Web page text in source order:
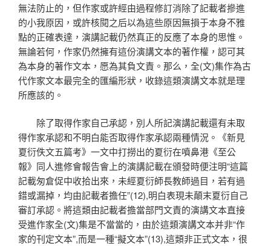
無法防止的，但作家或許經由過程修訂消除了記載者摻進
的小我原因，或許核閱之后以為這些原因無損于本身不雅
點的正確表達，演講記載仍然真正的反應了本身的思惟。
無論若何，作家仍然擁有這份演講文本的著作權，認可其
為本身的著作文本，愿為其負文責。那么，全(文)集作為古
代作家文本最完全的匯編形狀，收錄這類演講文本就是理
所應該的。
除了取得作家自己承認，別人所記演講記載還有未取
得作家承認和不明白能否取得作家承認兩種情況。《新見
夏衍佚文五篇考》一文中打撈出的夏衍在噴鼻港《至公
報》同人進修會報告會上的演講記載在頒發時便注明“這篇
記載匆倉促中收拾出來，未經夏衍師長教師過目，若有過
錯或漏掉，均由記載者擔任”(12),明白表現未顛末夏衍自己
審訂承認。將這類由記載者擔當部門文責的演講文本直接
受進作家全(文)集是不當當的，由於這類演講文本并非“作
家的刊定文本”,而是一種“擬文本”(13),這類非正式文本，很